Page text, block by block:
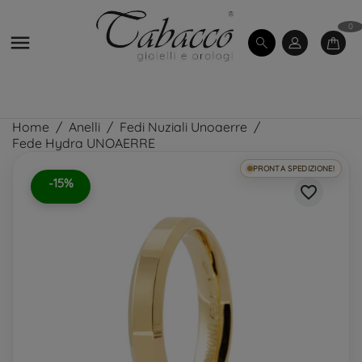

0
Home Anelli
Fedi Nuziali Unoaerre
Fede Hydra UNOAERRE
-15%
PRONTA SPEDIZIONE!
favorite_border